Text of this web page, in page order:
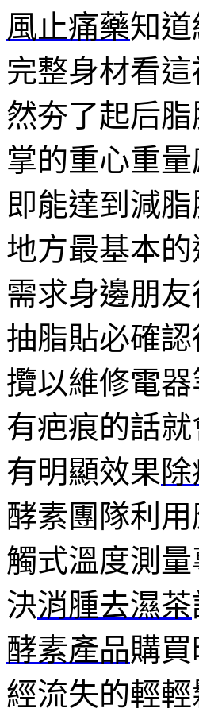
風止痛藥知
完整身材看
然夯了起后
掌的重心重
即能達到減脂
地方最基本
需求身邊朋友
抽脂貼必確
攬以維修電
有疤痕的話
有明顯效果
酵素團隊利
觸式溫度測
決消腫去濕茶
酵素產品購
經流失的輕